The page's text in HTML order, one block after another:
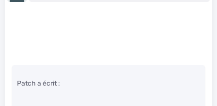
Patch a écrit :